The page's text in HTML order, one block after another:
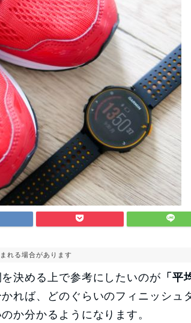
れる場合があります
決める上で参考にしたいのが 「平
れば、どのぐらいのフィニッシュ
か分かるようになります。